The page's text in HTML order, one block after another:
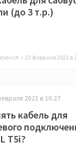
(до 3 т.р.)
•23 февраля 2021 в
2021 в 10:27
кабель для
T5i?